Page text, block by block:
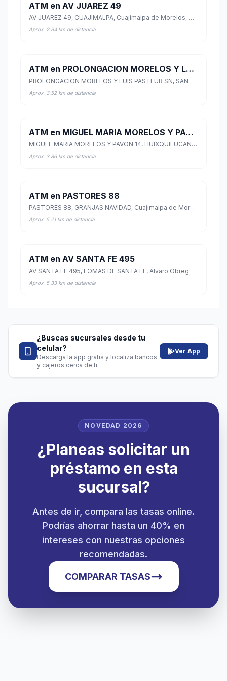
ATM en AV JUAREZ 49
AV JUAREZ 49, CUAJIMALPA, Cuajimalpa de Morelos, Ciudad de México
Aprox. 2.94 km de distancia
ATM en PROLONGACION MORELOS Y LUIS PASTEUR SN
PROLONGACION MORELOS Y LUIS PASTEUR SN, SAN JUAN BAUTISTA QUINTO CUARTEL, Huixquilucan, México
Aprox. 3.52 km de distancia
ATM en MIGUEL MARIA MORELOS Y PAVON 14
MIGUEL MARIA MORELOS Y PAVON 14, HUIXQUILUCAN DE DEGOLLADO CENTRO, Huixquilucan, México
Aprox. 3.86 km de distancia
ATM en PASTORES 88
PASTORES 88, GRANJAS NAVIDAD, Cuajimalpa de Morelos, Ciudad de México
Aprox. 5.21 km de distancia
ATM en AV SANTA FE 495
AV SANTA FE 495, LOMAS DE SANTA FE, Álvaro Obregón, Ciudad de México
Aprox. 5.33 km de distancia
¿Buscas sucursales desde tu
celular?
Descarga la app gratis y localiza bancos
y cajeros cerca de ti.
Ver App
NOVEDAD 2026
¿Planeas solicitar un
préstamo en esta
sucursal?
Antes de ir, compara las tasas online.
Podrías ahorrar hasta un 40% en
intereses con nuestras opciones
recomendadas.
COMPARAR TASAS